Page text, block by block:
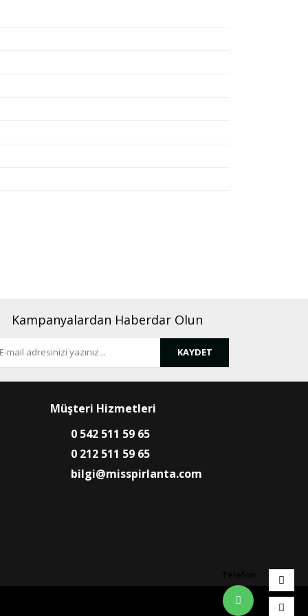
Kampanyalardan Haberdar Olun
KAYDET
Müşteri Hizmetleri
0 542 511 59 65
0 212 511 59 65
bilgi@misspirlanta.com